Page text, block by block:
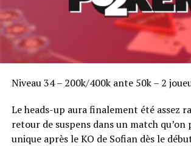
Niveau 34 – 200k/400k ante 50k – 2
Le heads-up aura finalement été assez
retour de suspens dans un match qu’on
unique après le KO de Sofian dès le